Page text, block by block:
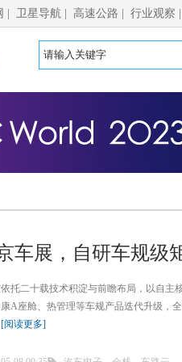
卫星导航 高速公路 行业观察
车展，自研车规级
托二十载技术积淀与前瞻布局，以自主
A座舱、热管理等车规产品迭代升级，
[阅读更多]